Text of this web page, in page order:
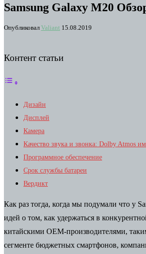
Samsung Galaxy M20
Опубликовал Valiant 15.08.2019
Контент статьи
Дизайн
Дисплей
Камера
Качество звука и звонка: Dolby Atmos
Программное обеспечение
Срок службы батареи
Вердикт
Как раз тогда, когда мы подумали что у
идей о том, как удержаться в
китайскими OEM-производителями,
сегменте бюджетных смартфонов,